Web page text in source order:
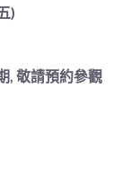
)
, 敬請預約參觀